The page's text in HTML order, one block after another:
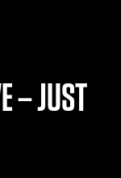
– JUST